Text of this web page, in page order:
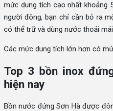
mức dung tích cao nhất khoảng
người đông, bạn chỉ cần bỏ ra
có thể trữ và dùng nước thoải
Các mức dung tích lớn hơn có
Top 3 bồn inox
hiện nay
Bồn nước đứng Sơn Hà được